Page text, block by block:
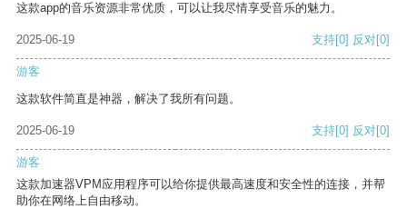
这款app的音乐资源非常优质，可以让我尽情享受音乐的魅力。
2025-06-19 支持[0] 反对[0]
游客
这款软件简直是神器，解决了我所有问题。
2025-06-19 支持[0] 反对[0]
游客
这款加速器VPM应用程序可以给你提供最高速度和安全性的连接，并帮
助你在网络上自由移动。